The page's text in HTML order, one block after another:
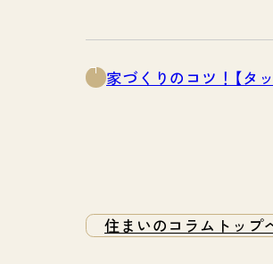
家づくりのコツ！【タ
住まいのコラムトップ